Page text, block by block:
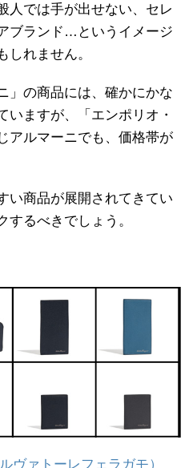
人では手が出せない、セレ
ブランド…というイメージ
しれません。
」の商品には、確かにかな
いますが、「エンポリオ・
アルマーニでも、価格帯が
い商品が展開されてきてい
するべきでしょう。
ヴァトーレフェラガモ）